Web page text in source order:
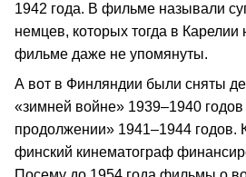
1942 года. В фильме называли
немцев, которых тогда в
фильме даже не упомянуты.
А вот в Финляндии были сняты
«зимней войне» 1939–1940
продолжении» 1941–1944 годов.
финский кинематограф